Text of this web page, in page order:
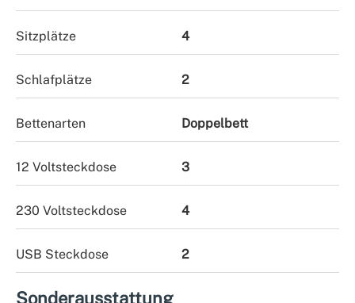
Sitzplätze 4
Schlafplätze 2
Bettenarten Doppelbett
12 Voltsteckdose 3
230 Voltsteckdose 4
USB Steckdose 2
Sonderausstattung